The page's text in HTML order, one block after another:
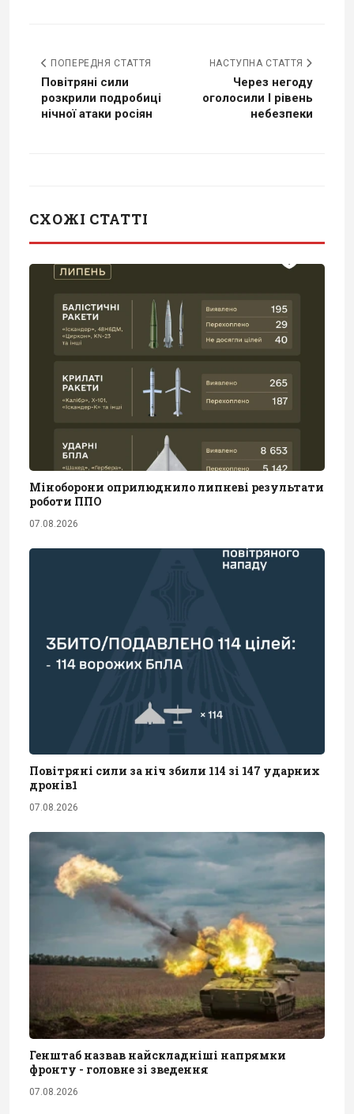
ПОПЕРЕДНЯ СТАТТЯ
Повітряні сили
розкрили подробиці
нічної атаки росіян
НАСТУПНА СТАТТЯ
Через негоду
оголосили I рівень
небезпеки
СХОЖІ СТАТТІ
Міноборони оприлюднило липневі результати
роботи ППО
07.08.2026
Повітряні сили за ніч збили 114 зі 147 ударних
дронів1
07.08.2026
Генштаб назвав найскладніші напрямки
фронту - головне зі зведення
07.08.2026